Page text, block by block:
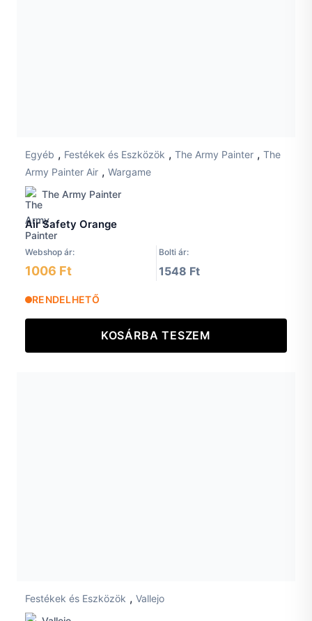
Egyéb , Festékek és Eszközök , The Army Painter , The
Army Painter Air , Wargame
The Army Painter
Air Safety Orange
Webshop ár: Bolti ár:
1006 Ft 1548 Ft
RENDELHETŐ
KOSÁRBA TESZEM
Festékek és Eszközök , Vallejo